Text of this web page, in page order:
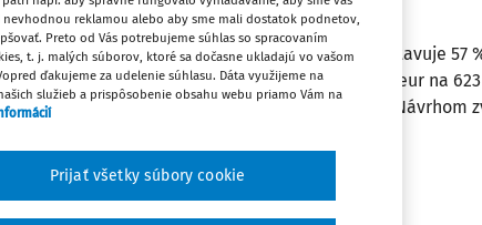
na 623 eur
minimálnej mzdy na 623 eur, čo predstavuje 57
2019. Zvýšenie minimálnej mzdy o 7,4 % z 580 eur na
hospodárskej krízy od druhej svetovej vojny. Návrhom
nevhodnou reklamou alebo aby sme mali dostatok podnetov,
Preto od Vás potrebujeme súhlas so spracovaním
t. j. malých súborov, ktoré sa dočasne ukladajú vo vašom
ďakujeme za udelenie súhlasu. Dáta využijeme na
služieb a prispôsobenie obsahu webu priamo Vám na
Prijať všetky súbory cookie